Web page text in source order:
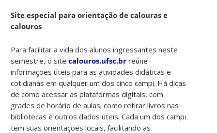
Site especial para orientação de calouras e
calouros
Para facilitar a vida dos alunos ingressantes neste
semestre, o sitecalouros.ufsc.br reúne
informações úteis para as atividades didáticas e
cotidianas em qualquer um dos cinco campi. Há dicas
de como acessar as plataformas digitais, com
grades de horário de aulas; como retirar livros nas
bibliotecas e outros dados úteis. Cada um dos campi
tem suas orientações locais, facilitando as